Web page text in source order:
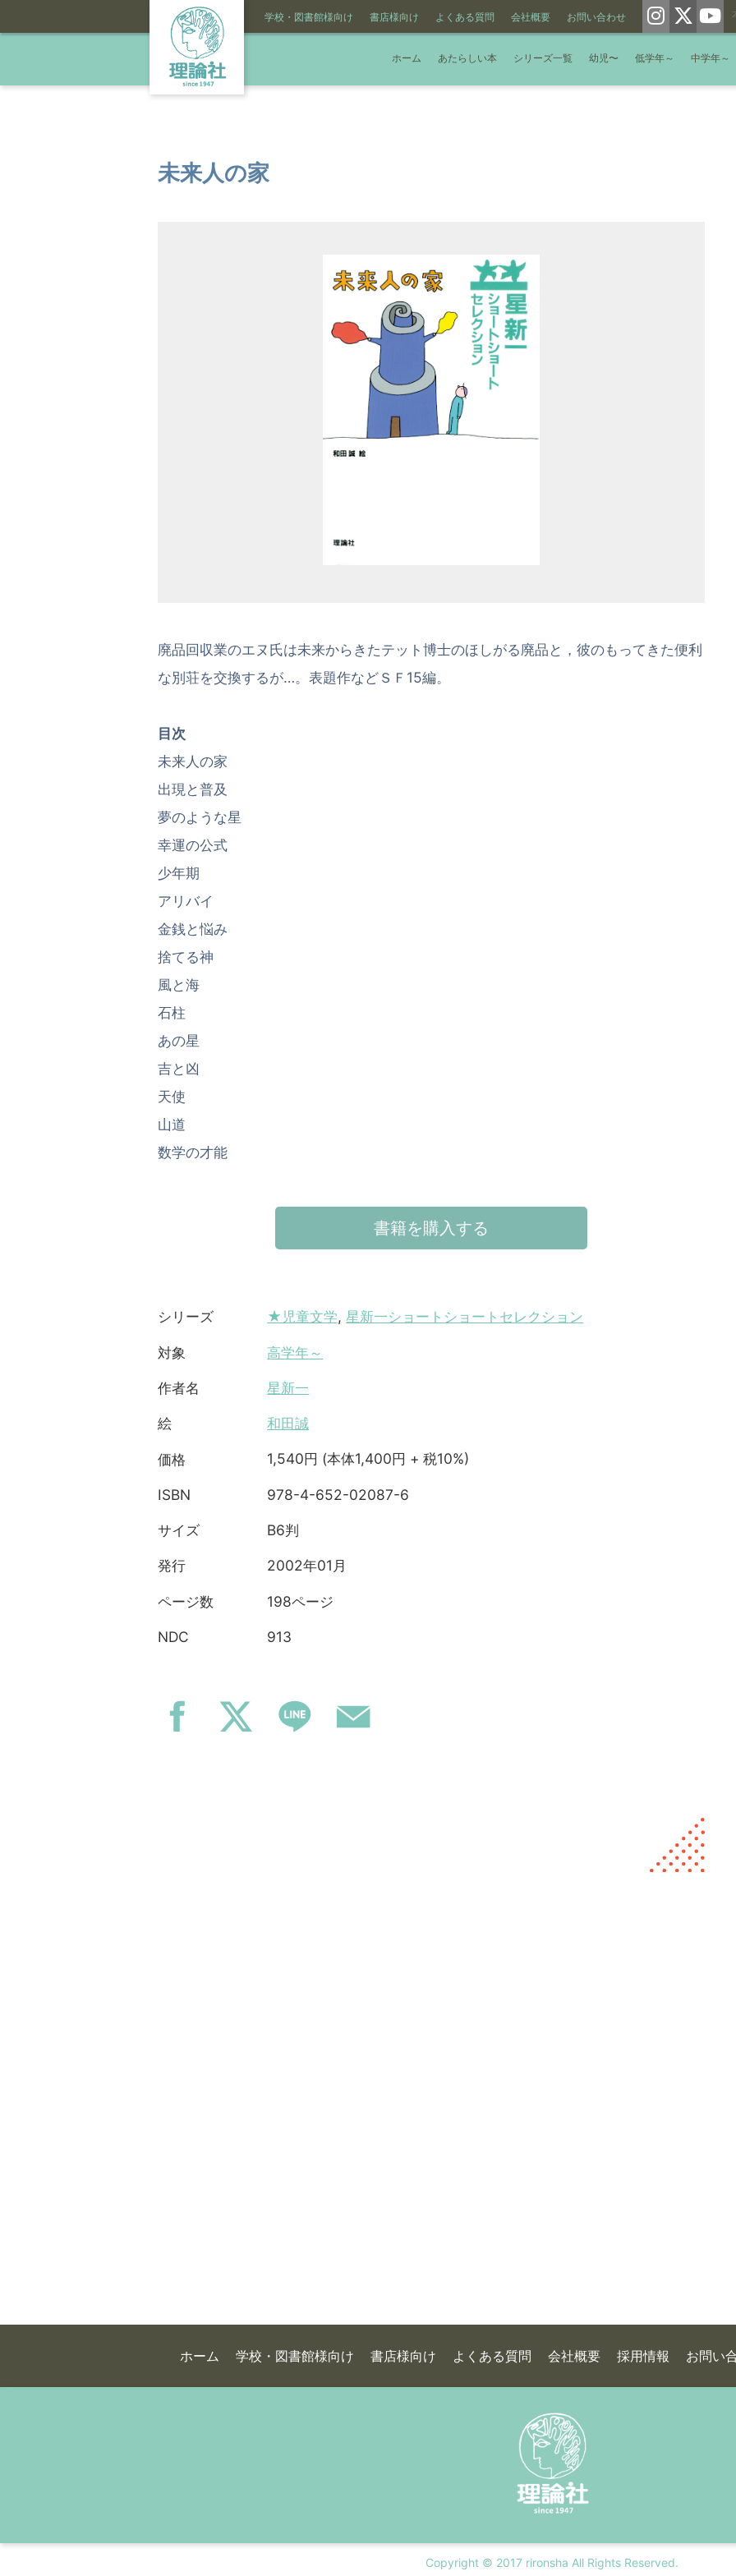
学校・図書館様向け 書店様向け よくある質問 会社概要 お問い合わせ
ホーム あたらしい本 シリーズ一覧 幼児〜 低学年～ 中学年～
未来人の家
廃品回収業のエヌ氏は未来からきたテット博士のほしがる廃品と，彼のもってきた便利
な別荘を交換するが…。表題作などＳＦ15編。
目次
未来人の家
出現と普及
夢のような星
幸運の公式
少年期
アリバイ
金銭と悩み
捨てる神
風と海
石柱
あの星
吉と凶
天使
山道
数学の才能
書籍を購入する
シリーズ ★児童文学,星新一ショートショートセレクション
対象 高学年～
作者名 星新一
絵 和田誠
価格 1,540円 (本体1,400円 + 税10%)
ISBN 978-4-652-02087-6
サイズ B6判
発行 2002年01月
ページ数 198ページ
NDC 913
ホーム 学校・図書館様向け 書店様向け よくある質問 会社概要 採用情報 お問い
Copyright © 2017 rironsha All Rights Reserved.